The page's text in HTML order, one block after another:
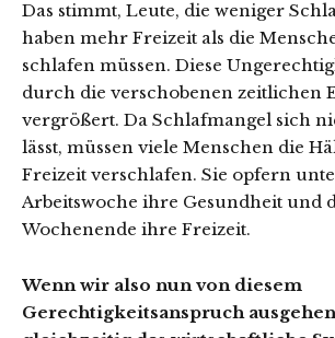
Das stimmt, Leute, die weniger
haben mehr Freizeit als die
schlafen müssen. Diese
durch die verschobenen zeitlichen
vergrößert. Da Schlafmangel sich
lässt, müssen viele Menschen die
Freizeit verschlafen. Sie opfern
Arbeitswoche ihre Gesundheit und
Wochenende ihre Freizeit.
Wenn wir also nun von diesem
Gerechtigkeitsanspruch